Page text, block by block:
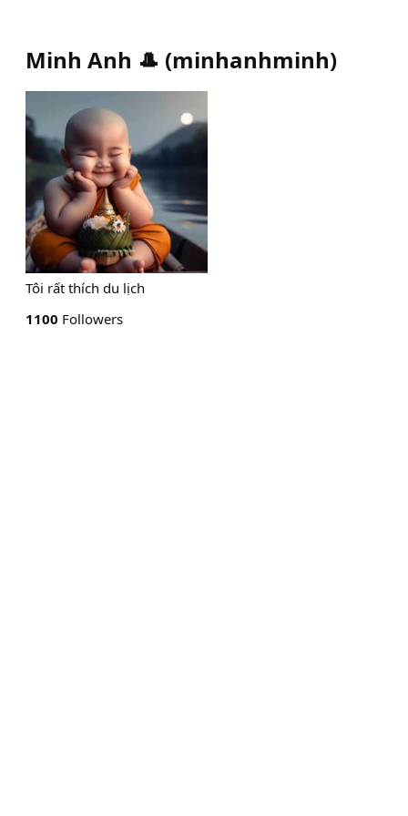
Minh Anh 🎩 (minhanhminh)
Tôi rất thích du lịch
1100 Followers